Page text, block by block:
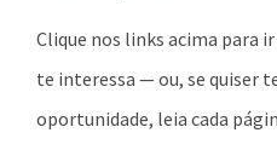
Clique nos links acima para
te interessa — ou, se quiser
oportunidade, leia cada